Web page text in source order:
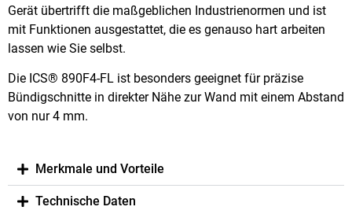
Gerät übertrifft die maßgeblichen Industrienormen und ist
mit Funktionen ausgestattet, die es genauso hart arbeiten
lassen wie Sie selbst.
Die ICS® 890F4-FL ist besonders geeignet für präzise
Bündigschnitte in direkter Nähe zur Wand mit einem Abstand
von nur 4 mm.
Merkmale und Vorteile
Technische Daten